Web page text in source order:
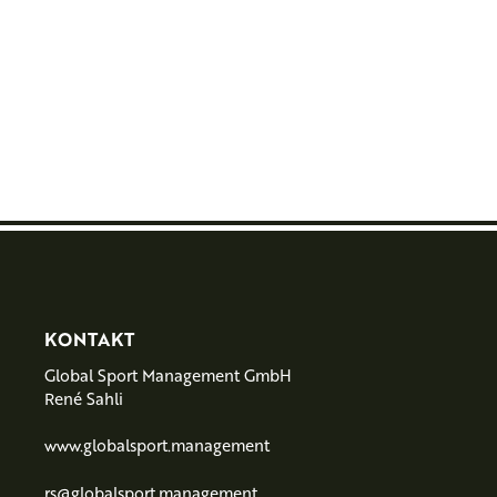
F
o
o
t
KONTAKT
Global Sport Management GmbH
René Sahli
www.globalsport.management
rs@globalsport.management